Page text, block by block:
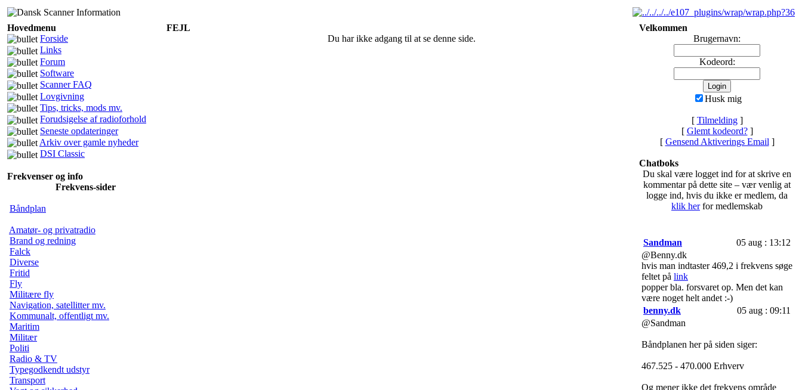
Hovedmenu
Forside
Links
Forum
Software
Scanner FAQ
Lovgivning
Tips, tricks, mods mv.
Forudsigelse af radioforhold
Seneste opdateringer
Arkiv over gamle nyheder
DSI Classic
Frekvenser og info
Frekvens-sider
Båndplan
Amatør- og privatradio
Brand og redning
Falck
Diverse
Fritid
Fly
Militære fly
Navigation, satellitter mv.
Kommunalt, offentligt mv.
Maritim
Militær
Politi
Radio & TV
Typegodkendt udstyr
Transport
FEJL
Du har ikke adgang til at se denne side.
Velkommen
Brugernavn:
Kodeord:
Husk mig
[ Tilmelding]
[ Glemt kodeord?]
[ Gensend Aktiverings Email ]
Chatboks
Du skal være logget ind for at skrive en
kommentar på dette site – vær venlig at
logge ind, hvis du ikke er medlem, da
klik herfor medlemskab
Sandman
05 aug : 13:12
@Benny.dk
hvis man indtaster 469,2 i frekvens søge
feltet på link
popper bla. forsvaret op. Men det kan
være noget helt andet :-)
benny.dk
05 aug : 09:11
@Sandman
Båndplanen her på siden siger:
467.525 - 470.000 Erhverv
Og mener ikke det frekvens område